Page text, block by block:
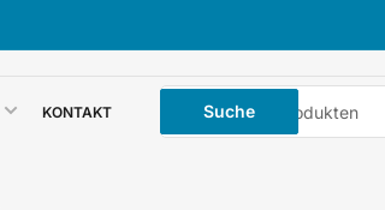
KONTAKT
Suche
Produkten
Suche